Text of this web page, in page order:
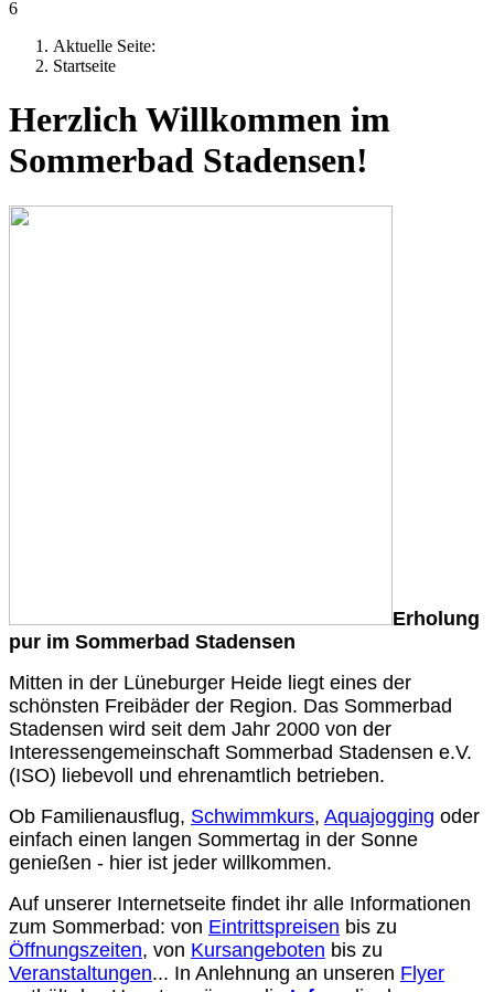
6
Aktuelle Seite:
Startseite
Herzlich Willkommen im
Sommerbad Stadensen!
Erholung
pur im Sommerbad Stadensen
Mitten in der Lüneburger Heide liegt eines der
schönsten Freibäder der Region. Das Sommerbad
Stadensen wird seit dem Jahr 2000 von der
Interessengemeinschaft Sommerbad Stadensen e.V.
(ISO) liebevoll und ehrenamtlich betrieben.
Ob Familienausflug, Schwimmkurs, Aquajogging oder
einfach einen langen Sommertag in der Sonne
genießen - hier ist jeder willkommen.
Auf unserer Internetseite findet ihr alle Informationen
zum Sommerbad: von Eintrittspreisen bis zu
Öffnungszeiten, von Kursangeboten bis zu
Veranstaltungen... In Anlehnung an unseren Flyer